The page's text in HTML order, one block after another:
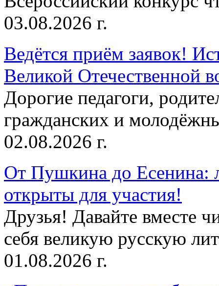
03.08.2026 г.
Ведётся приём заявок!
Великой Отечественной
Дорогие педагоги,
гражданских и
02.08.2026 г.
От Пушкина до Есенина:
открыты для участия!
Друзья! Давайте вместе
себя великую русскую
01.08.2026 г.